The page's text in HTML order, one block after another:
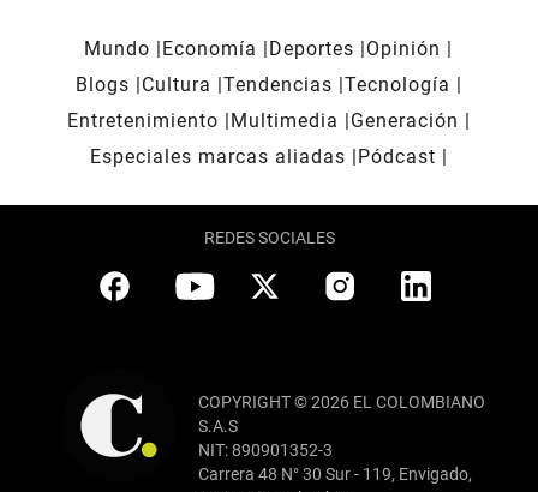
Mundo Economía Deportes
Opinión
Blogs
Cultura Tendencias Tecnología
Entretenimiento
Multimedia
Generación
Especiales marcas aliadas
Pódcast
REDES SOCIALES
COPYRIGHT © 2026 EL COLOMBIANO
S.A.S
NIT: 890901352-3
Carrera 48 N° 30 Sur - 119, Envigado,